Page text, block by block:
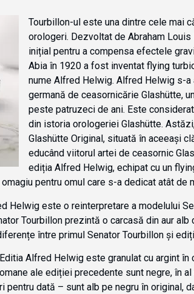
Tourbillon-ul este una dintre cele mai
orologeri. Dezvoltat de Abraham
inițial pentru a compensa efectele
Abia în 1920 a fost inventat flying
nume Alfred Helwig. Alfred Helwig s-a
germană de ceasornicărie Glashütte,
peste patruzeci de ani. Este
din istoria orologeriei Glashütte.
Glashütte Original, situată în aceeași
educând viitorul artei de ceasornic
ediția Alfred Helwig, echipat cu un
pentru omul care s-a dedicat atât de
Helwig este o reinterpretare a modelului
Tourbillon prezintă o carcasă din aur
între primul Senator Tourbillon și
Alfred Helwig este granulat cu argint
ale ediției precedente sunt negre, în
pentru dată – sunt alb pe negru în original,